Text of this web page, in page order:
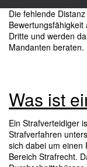
Die fehlende
Dritte und werden
Mandanten beraten.
Was ist
Ein Strafverteidiger
Strafverfahren
sich dabei um einen
Bereich Strafrecht.